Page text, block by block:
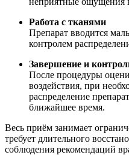
Работа с тканями
Препарат вводится
контролем
Завершение и
После процедуры
воздействия, при
распределение
ближайшее время.
Весь приём занимает
требует длительного
соблюдения рекомендаций